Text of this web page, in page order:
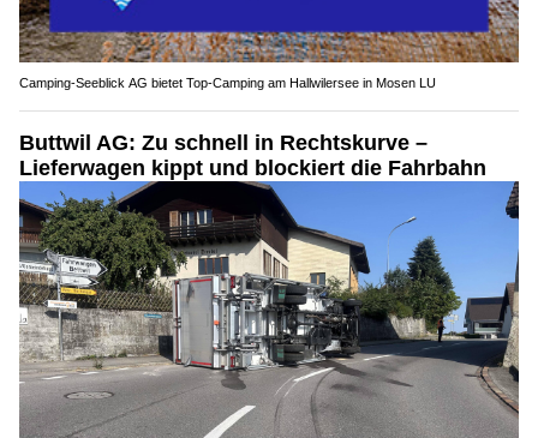
Camping-Seeblick AG bietet Top-Camping am Hallwilersee in Mosen LU
Buttwil AG: Zu schnell in Rechtskurve –
Lieferwagen kippt und blockiert die Fahrbahn